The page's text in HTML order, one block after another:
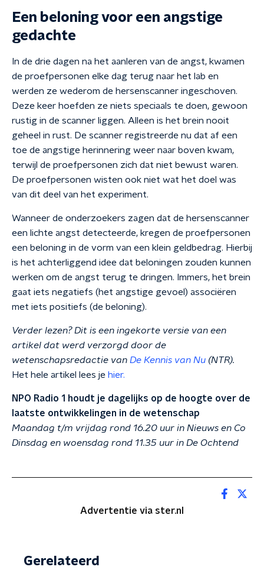
Een beloning voor een angstige
gedachte
In de drie dagen na het aanleren van de angst, kwamen
de proefpersonen elke dag terug naar het lab en
werden ze wederom de hersenscanner ingeschoven.
Deze keer hoefden ze niets speciaals te doen, gewoon
rustig in de scanner liggen. Alleen is het brein nooit
geheel in rust. De scanner registreerde nu dat af een
toe de angstige herinnering weer naar boven kwam,
terwijl de proefpersonen zich dat niet bewust waren.
De proefpersonen wisten ook niet wat het doel was
van dit deel van het experiment.
Wanneer de onderzoekers zagen dat de hersenscanner
een lichte angst detecteerde, kregen de proefpersonen
een beloning in de vorm van een klein geldbedrag. Hierbij
is het achterliggend idee dat beloningen zouden kunnen
werken om de angst terug te dringen. Immers, het brein
gaat iets negatiefs (het angstige gevoel) associëren
met iets positiefs (de beloning).
Verder lezen? Dit is een ingekorte versie van een
artikel dat werd verzorgd door de
wetenschapsredactie van De Kennis van Nu (NTR).
Het hele artikel lees je hier.
NPO Radio 1 houdt je dagelijks op de hoogte over de
laatste ontwikkelingen in de wetenschap
Maandag t/m vrijdag rond 16.20 uur in Nieuws en Co
Dinsdag en woensdag rond 11.35 uur in De Ochtend
Advertentie via ster.nl
Gerelateerd